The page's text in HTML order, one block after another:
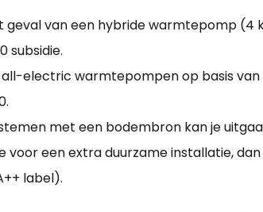
geval van een hybride warmtepomp (4
subsidie.
electric warmtepompen op basis
met een bodembron kan je
voor een extra duurzame installatie,
label).